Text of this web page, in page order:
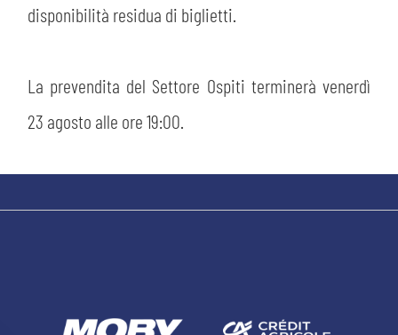
disponibilità residua di biglietti.
La prevendita del Settore Ospiti terminerà venerdì
23 agosto alle ore 19:00.